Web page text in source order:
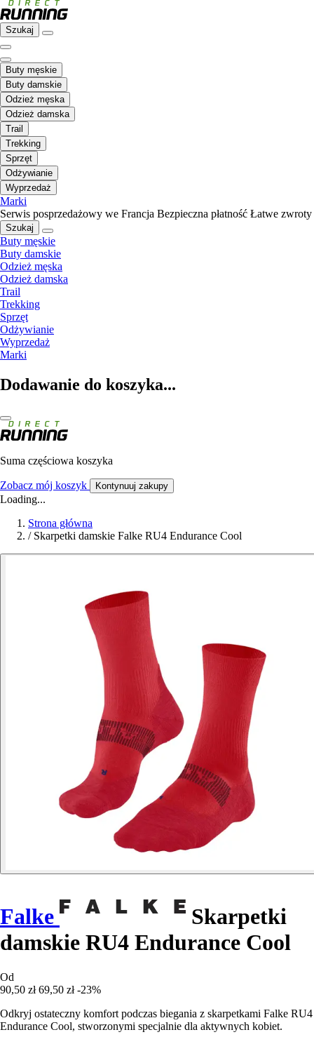
Szukaj
Buty męskie
Buty damskie
Odzież męska
Odzież damska
Trail
Trekking
Sprzęt
Odżywianie
Wyprzedaż
Marki
Serwis posprzedażowy we Francja Bezpieczna płatność Łatwe zwroty
Szukaj
Buty męskie
Buty damskie
Odzież męska
Odzież damska
Trail
Trekking
Sprzęt
Odżywianie
Wyprzedaż
Marki
Dodawanie do koszyka...
Suma częściowa koszyka
Zobacz mój koszyk Kontynuuj zakupy
Loading...
Strona główna
/ Skarpetki damskie Falke RU4 Endurance Cool
Falke
Skarpetki
damskie RU4 Endurance Cool
Od
90,50 zł 69,50 zł -23%
Odkryj ostateczny komfort podczas biegania z skarpetkami Falke RU4
Endurance Cool, stworzonymi specjalnie dla aktywnych kobiet.